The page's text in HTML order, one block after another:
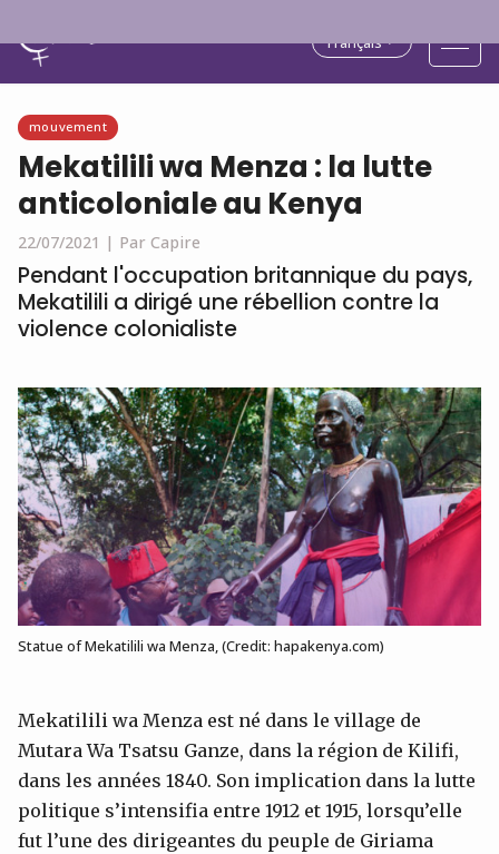
Français
mouvement
Mekatilili wa Menza : la lutte
anticoloniale au Kenya
22/07/2021 | Par Capire
Pendant l'occupation britannique du pays,
Mekatilili a dirigé une rébellion contre la
violence colonialiste
Statue of Mekatilili wa Menza, (Credit: hapakenya.com)
Mekatilili wa Menza est né dans le village de
Mutara Wa Tsatsu Ganze, dans la région de Kilifi,
dans les années 1840. Son implication dans la lutte
politique s’intensifia entre 1912 et 1915, lorsqu’elle
fut l’une des dirigeantes du peuple de Giriama